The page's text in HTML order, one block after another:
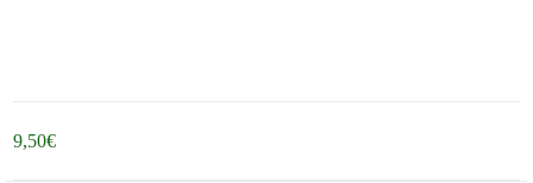
9,50€